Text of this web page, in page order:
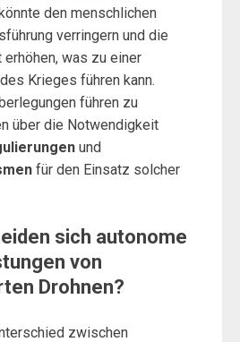
den menschlichen
verringern und die
was zu einer
Krieges führen kann.
führen zu
über die Notwendigkeit
und
für den Einsatz solcher
sich autonome
von
Drohnen?
zwischen